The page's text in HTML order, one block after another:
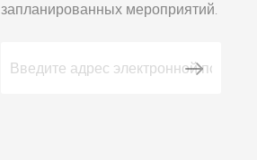
запланированных мероприятий.